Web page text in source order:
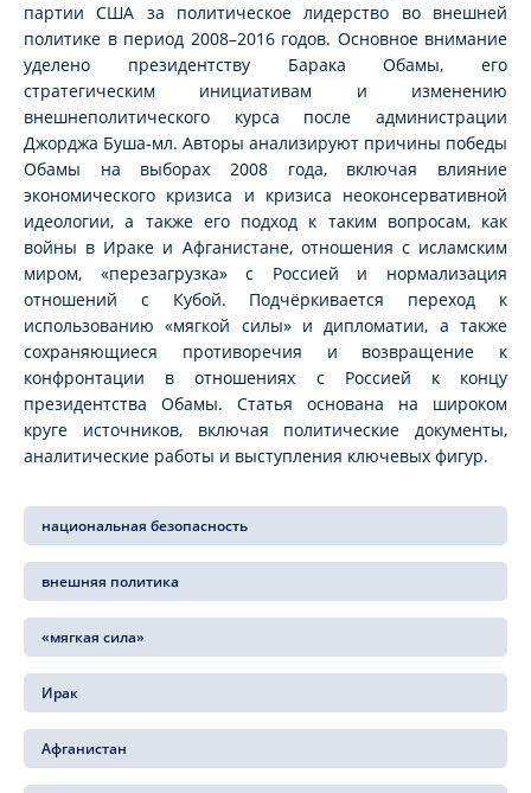
партии США за политическое лидерство во внешней
политике в период 2008–2016 годов. Основное внимание
уделено президентству Барака Обамы, его
стратегическим инициативам и изменению
внешнеполитического курса после администрации
Джорджа Буша-мл. Авторы анализируют причины победы
Обамы на выборах 2008 года, включая влияние
экономического кризиса и кризиса неоконсервативной
идеологии, а также его подход к таким вопросам, как
войны в Ираке и Афганистане, отношения с исламским
миром, «перезагрузка» с Россией и нормализация
отношений с Кубой. Подчёркивается переход к
использованию «мягкой силы» и дипломатии, а также
сохраняющиеся противоречия и возвращение к
конфронтации в отношениях с Россией к концу
президентства Обамы. Статья основана на широком
круге источников, включая политические документы,
аналитические работы и выступления ключевых фигур.
национальная безопасность
внешняя политика
«мягкая сила»
Ирак
Афганистан